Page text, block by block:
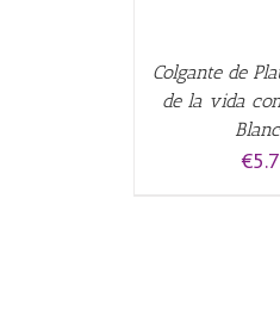
Colgante de
de la vida
€